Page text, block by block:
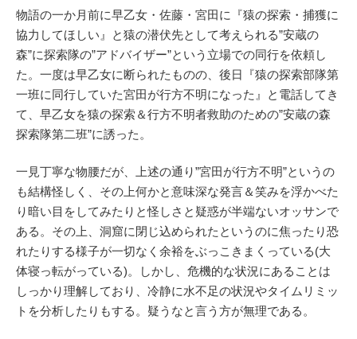
物語の一か月前に早乙女・佐藤・宮田に『猿の探索・捕獲に
協力してほしい』と猿の潜伏先として考えられる”安蔵の
森”に探索隊の”アドバイザー”という立場での同行を依頼し
た。一度は早乙女に断られたものの、後日『猿の探索部隊第
一班に同行していた宮田が行方不明になった』と電話してき
て、早乙女を猿の探索＆行方不明者救助のための”安蔵の森
探索隊第二班”に誘った。
一見丁寧な物腰だが、上述の通り”宮田が行方不明”というの
も結構怪しく、その上何かと意味深な発言＆笑みを浮かべた
り暗い目をしてみたりと怪しさと疑惑が半端ないオッサンで
ある。その上、洞窟に閉じ込められたというのに焦ったり恐
れたりする様子が一切なく余裕をぶっこきまくっている(大
体寝っ転がっている)。しかし、危機的な状況にあることは
しっかり理解しており、冷静に水不足の状況やタイムリミッ
トを分析したりもする。疑うなと言う方が無理である。